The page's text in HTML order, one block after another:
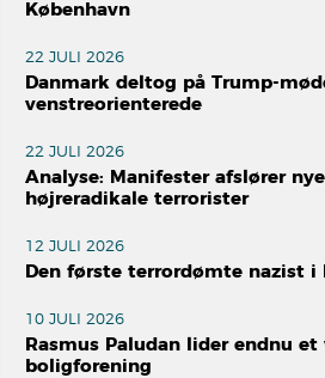
København
22 JULI 2026
Danmark deltog på Trump-
venstreorienterede
22 JULI 2026
Analyse: Manifester afslører
højreradikale terrorister
12 JULI 2026
Den første terrordømte nazist i
10 JULI 2026
Rasmus Paludan lider endnu
boligforening